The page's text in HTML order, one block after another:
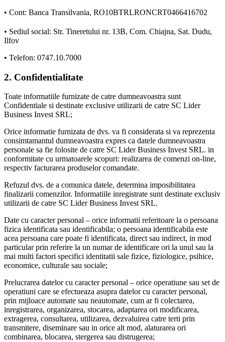
• Cont: Banca Transilvania, RO10BTRLRONCRT0466416702
• Sediul social: Str. Tineretului nr. 13B, Com. Chiajna, Sat. Dudu,
Ilfov
• Telefon: 0747.10.7000
2. Confidentialitate
Toate informatiile furnizate de catre dumneavoastra sunt
Confidentiale si destinate exclusive utilizarii de catre SC Lider
Business Invest SRL;
Orice informatie furnizata de dvs. va fi considerata si va reprezenta
consimtamantul dumneavoastra expres ca datele dumneavoastra
personale sa fie folosite de catre SC Lider Business Invest SRL. in
conformitate cu urmatoarele scopuri: realizarea de comenzi on-line,
respectiv facturarea produselor comandate.
Refuzul dvs. de a comunica datele, determina imposibilitatea
finalizarii comenzilor. Informatiile inregistrate sunt destinate exclusiv
utilizarii de catre SC Lider Business Invest SRL.
Date cu caracter personal – orice informatii referitoare la o persoana
fizica identificata sau identificabila; o persoana identificabila este
acea persoana care poate fi identificata, direct sau indirect, in mod
particular prin referire la un numar de identificare ori la unul sau la
mai multi factori specifici identitatii sale fizice, fiziologice, psihice,
economice, culturale sau sociale;
Prelucrarea datelor cu caracter personal – orice operatiune sau set de
operatiuni care se efectueaza asupra datelor cu caracter personal,
prin mijloace automate sau neautomate, cum ar fi colectarea,
inregistrarea, organizarea, stocarea, adaptarea ori modificarea,
extragerea, consultarea, utilizarea, dezvaluirea catre terti prin
transmitere, diseminare sau in orice alt mod, alaturarea ori
combinarea, blocarea, stergerea sau distrugerea;